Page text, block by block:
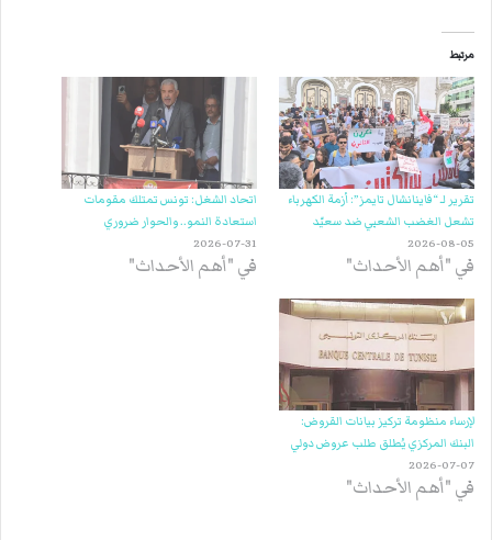
مرتبط
تقرير لـ “فاينانشال تايمز”: أزمة الكهرباء
تشعل الغضب الشعبي ضد سعيّد
2026-08-05
في "أهم الأحداث"
اتحاد الشغل: تونس تمتلك مقومات
استعادة النمو.. والحوار ضروري
2026-07-31
في "أهم الأحداث"
لإرساء منظومة تركيز بيانات القروض:
البنك المركزي يُطلق طلب عروض دولي
2026-07-07
في "أهم الأحداث"